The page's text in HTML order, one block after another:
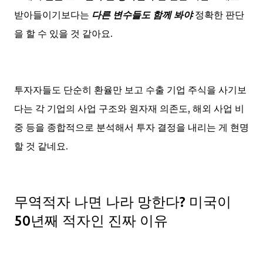
받아들이기보다는 다른 변수들도 함께 봐야정확한 판단
을 할 수 있을 것 같아요.
투자자들도 단순히 환율만 보고 수출 기업 주식을 사기보
다는 각 기업의 사업 구조와 원자재 의존도, 해외 사업 비
중 등을 종합적으로 분석해서 투자 결정을 내리는 게 현명
할 것 같네요.
무역적자 나면 나라 망한다? 미국이
50년째 적자인 진짜 이유